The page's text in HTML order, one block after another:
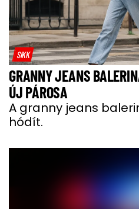
SIKK
GRANNY JEANS
ÚJ PÁROSA
A granny jeans
hódít.